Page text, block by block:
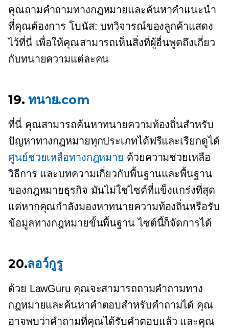
คุณถามคำถามทางกฎหมายและค้นหาคำแนะนำ
ที่คุณต้องการ โบนัส: บทวิจารณ์ของลูกค้าแสดง
ไว้ที่นี่ เพื่อให้คุณสามารถเห็นสิ่งที่ผู้อื่นพูดถึงเกี่ยว
กับทนายความแต่ละคน
19.ทนาย.com
ที่นี่ คุณสามารถค้นหาทนายความท้องถิ่นสำหรับ
ปัญหาทางกฎหมายทุกประเภทได้ฟรีและเรียกดูได้
ศูนย์ช่วยเหลือทางกฎหมาย ด้วยความช่วยเหลือ
วิธีการ และบทความเกี่ยวกับพื้นฐานและพื้นฐาน
ของกฎหมายธุรกิจ มันไม่ใช่ไซต์ที่แข็งแกร่งที่สุด
แต่หากคุณกำลังมองหาทนายความท้องถิ่นหรือรับ
ข้อมูลทางกฎหมายขั้นพื้นฐาน ไซต์นี้ก็จัดการได้
20.ลอว์กูรู
ด้วย LawGuru คุณจะสามารถถามคำถามทาง
กฎหมายและค้นหาคำตอบสำหรับคำถามได้ คุณ
อาจพบว่าคำถามที่คุณได้รับคำตอบแล้ว และคุณ